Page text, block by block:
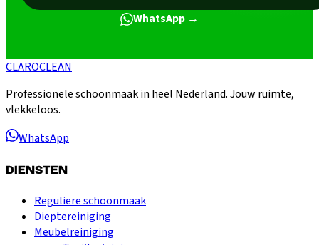
WhatsApp →
CLAROCLEAN
Professionele schoonmaak in heel Nederland. Jouw ruimte,
vlekkeloos.
WhatsApp
DIENSTEN
Reguliere schoonmaak
Dieptereiniging
Meubelreiniging